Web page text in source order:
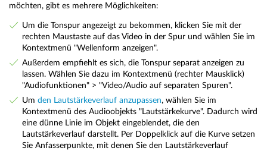
möchten, gibt es mehrere Möglichkeiten:
Um die Tonspur angezeigt zu bekommen, klicken Sie mit der
rechten Maustaste auf das Video in der Spur und wählen Sie im
Kontextmenü "Wellenform anzeigen".
Außerdem empfiehlt es sich, die Tonspur separat anzeigen zu
lassen. Wählen Sie dazu im Kontextmenü (rechter Mausklick)
"Audiofunktionen" > "Video/Audio auf separaten Spuren".
Um den Lautstärkeverlauf anzupassen, wählen Sie im
Kontextmenü des Audioobjekts "Lautstärkekurve". Dadurch wird
eine dünne Linie im Objekt eingeblendet, die den
Lautstärkeverlauf darstellt. Per Doppelklick auf die Kurve setzen
Sie Anfasserpunkte, mit denen Sie den Lautstärkeverlauf